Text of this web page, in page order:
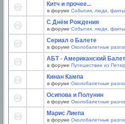
Китч и прочее...
в форуме События, люди,
С Днём Рождения
в форуме События, люди,
Сериал о Балете
в форуме Околобалетные
АБТ - Американский
в форуме Путешествие из
Кинан Кампа
в форуме Околобалетные
Осипова и Полунин
в форуме Околобалетные
Марис Лиепа
в форуме Околобалетные